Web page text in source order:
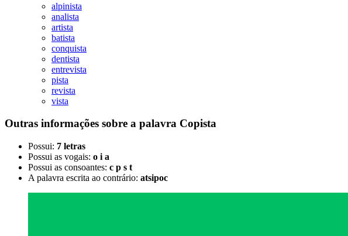
alpinista
analista
artista
batista
conquista
dentista
entrevista
pista
revista
vista
Outras informações sobre a palavra Copista
Possui: 7 letras
Possui as vogais: o i a
Possui as consoantes: c p s t
A palavra escrita ao contrário: atsipoc